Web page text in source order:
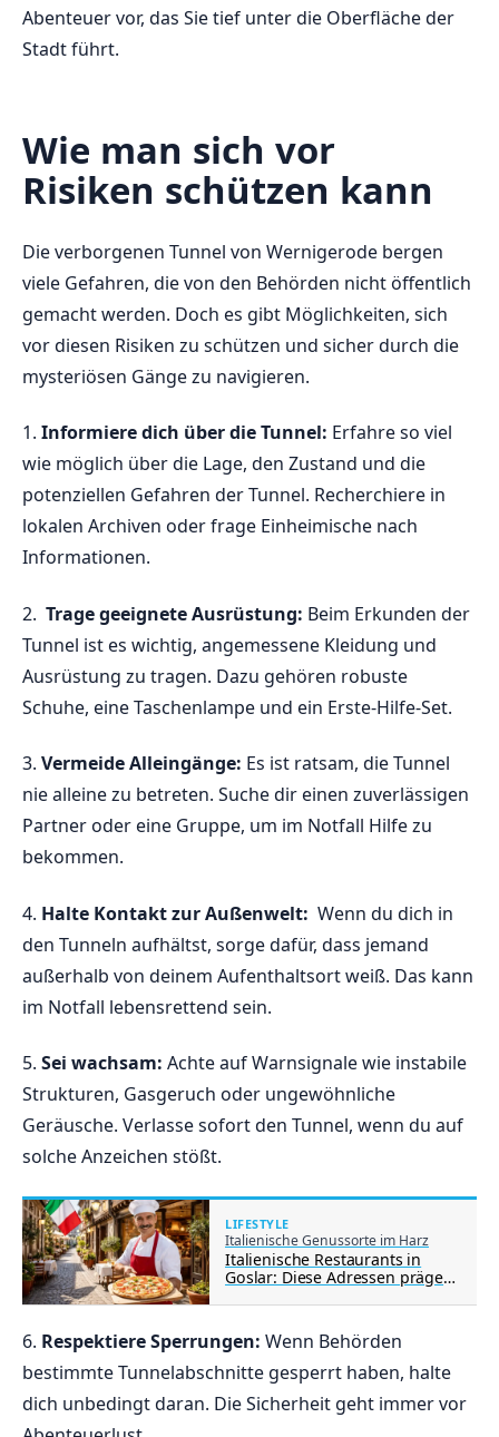
Abenteuer⁣ vor, das Sie tief unter die Oberfläche der
Stadt führt.
Wie man sich vor
Risiken schützen kann
Die verborgenen Tunnel ⁢von Wernigerode bergen
viele Gefahren, die von den Behörden ‍nicht öffentlich
gemacht⁢ werden.⁣ Doch es gibt Möglichkeiten, sich‌
vor diesen ⁢Risiken ‌zu schützen und sicher durch⁤ die
mysteriösen Gänge⁤ zu navigieren.
1. Informiere dich über die Tunnel: Erfahre ‌so​ viel
wie möglich über die⁤ Lage, ⁢den Zustand und die
potenziellen Gefahren⁣ der Tunnel. Recherchiere‌ in
⁣lokalen​ Archiven oder frage Einheimische nach
Informationen.
2. ⁢ Trage geeignete Ausrüstung: Beim‍ Erkunden der
‍Tunnel ist es wichtig, angemessene Kleidung und
Ausrüstung ⁤zu tragen. Dazu gehören⁣ robuste
Schuhe, eine Taschenlampe ⁤und ​ein Erste-Hilfe-Set.
3. Vermeide Alleingänge: ‌Es ist ratsam, die Tunnel
nie alleine​ zu betreten.‌ Suche dir einen zuverlässigen
⁣Partner ‌oder eine‌ Gruppe, um⁤ im Notfall Hilfe​ zu
⁤bekommen.
4. Halte⁣ Kontakt zur Außenwelt: ⁣ Wenn du dich ‍in
den Tunneln aufhältst, sorge dafür, dass jemand
außerhalb ​von‍ deinem Aufenthaltsort weiß. Das kann
im Notfall⁤ lebensrettend sein.
5. Sei ‌wachsam: Achte auf Warnsignale wie‍ instabile
Strukturen, Gasgeruch oder​ ungewöhnliche
Geräusche. Verlasse sofort den Tunnel, wenn⁢ du auf
solche Anzeichen stößt.
LIFESTYLE
Italienische Genussorte im Harz
Italienische Restaurants in
Goslar: Diese Adressen prägen
6. Respektiere Sperrungen: Wenn‌ Behörden
⁢bestimmte Tunnelabschnitte gesperrt haben,⁢ halte
dich⁤ unbedingt daran. ‌Die Sicherheit geht⁤ immer vor